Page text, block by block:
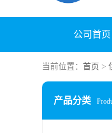
公司首页
当前位置： 首页 >
产品分类